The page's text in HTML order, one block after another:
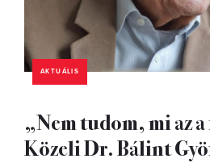
AKTUÁLIS
„Nem tudom, mi az
Közeli Dr. Bálint